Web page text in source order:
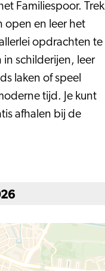
Familiespoor. Trek
open en leer het
opdrachten te
schilderijen, leer
laken of speel
tijd. Je kunt
afhalen bij de